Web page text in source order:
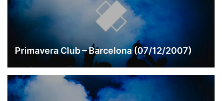
Primavera Club – Barcelona (07/12/2007)